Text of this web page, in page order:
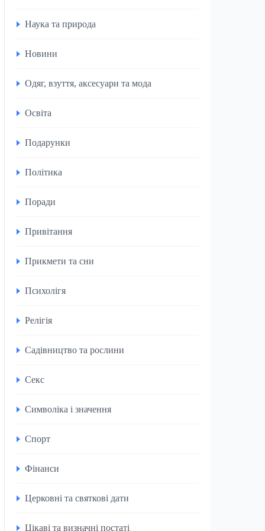
Наука та природа
Новини
Одяг, взуття, аксесуари та мода
Освіта
Подарунки
Політика
Поради
Привітання
Прикмети та сни
Психолігя
Релігія
Садівництво та рослини
Секс
Символіка і значення
Спорт
Фінанси
Церковні та святкові дати
Цікаві та визначні постаті